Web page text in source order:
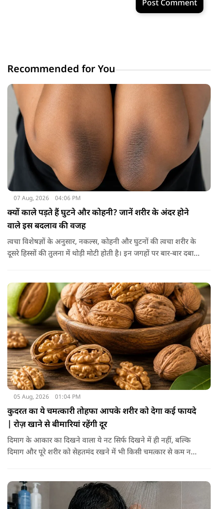
Post Comment
Recommended for You
07 Aug, 2026 04:06 PM
क्यों काले पड़ते हैं घुटने और कोहनी? जानें शरीर के अंदर होने
वाले इस बदलाव की वजह
त्वचा विशेषज्ञों के अनुसार, नकल्स, कोहनी और घुटनों की त्वचा शरीर के
दूसरे हिस्सों की तुलना में थोड़ी मोटी होती है। इन जगहों पर बार-बार दबाव
05 Aug, 2026 01:04 PM
कुदरत का ये चमत्कारी तोहफा आपके शरीर को देगा कई फायदे
| रोज़ खाने से बीमारियां रहेंगी दूर
दिमाग के आकार का दिखने वाला ये नट सिर्फ दिखने में ही नहीं, बल्कि
दिमाग और पूरे शरीर को सेहतमंद रखने में भी किसी चमत्कार से कम नहीं
मिनरल्स जो सेहत के लिए वरदान साबित होते हैं। आइए विस्तार से जानते
हैं कि अखरोट खाना सेहत के लिए क्यों है ज़रूरी।